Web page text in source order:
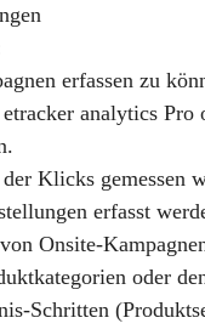
erfassen zu
analytics Pro
Klicks gemessen
erfasst
Onsite-
oder
Schritten